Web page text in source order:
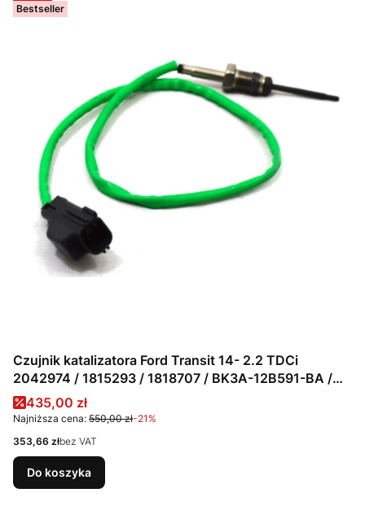
Bestseller
Czujnik katalizatora Ford Transit 14- 2.2 TDCi
2042974 / 1815293 / 1818707 / BK3A-12B591-BA /
BK3A-12B591-BB / BK3A-12B591-BC
Cena promocyjna
435,00 zł
Najniższa cena: 550,00 zł-21%
Cena
353,66 złbez VAT
Do koszyka